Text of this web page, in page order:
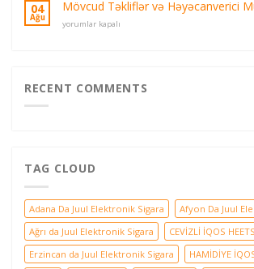
slots.
için
bonus
kasyna
için
04
Ağu
Mövcud Təkliflər və Həyəcanverici
Mövcud
için
yorumlar kapalı
RECENT COMMENTS
TAG CLOUD
Adana Da Juul Elektronik Sigara
Afyon Da Juul
Ağrı da Juul Elektronik Sigara
CEVİZLİ İQOS
Erzincan da Juul Elektronik Sigara
HAMİDİYE